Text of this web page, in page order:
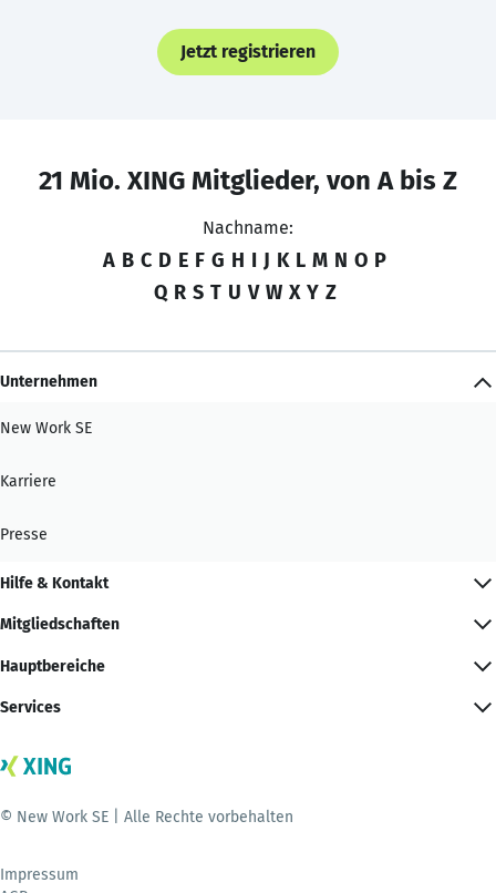
Jetzt registrieren
21 Mio. XING Mitglieder, von A bis Z
Nachname:
A B C D E F G H I J K L M N O P
Q R S T U V W X Y Z
Unternehmen
New Work SE
Karriere
Presse
Hilfe & Kontakt
Mitgliedschaften
Hauptbereiche
Services
© New Work SE | Alle Rechte vorbehalten
Impressum